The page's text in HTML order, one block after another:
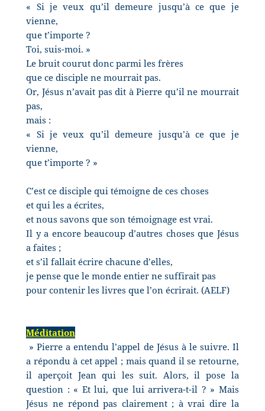
« Si je veux qu’il demeure jusqu’à ce que je
vienne,
que t’importe ?
Toi, suis-moi. »
Le bruit courut donc parmi les frères
que ce disciple ne mourrait pas.
Or, Jésus n’avait pas dit à Pierre qu’il ne mourrait
pas,
mais :
« Si je veux qu’il demeure jusqu’à ce que je
vienne,
que t’importe ? »
C’est ce disciple qui témoigne de ces choses
et qui les a écrites,
et nous savons que son témoignage est vrai.
Il y a encore beaucoup d’autres choses que Jésus
a faites ;
et s’il fallait écrire chacune d’elles,
je pense que le monde entier ne suffirait pas
pour contenir les livres que l’on écrirait. (AELF)
Méditation
» Pierre a entendu l’appel de Jésus à le suivre. Il
a répondu à cet appel ; mais quand il se retourne,
il aperçoit Jean qui les suit. Alors, il pose la
question : « Et lui, que lui arrivera-t-il ? » Mais
Jésus ne répond pas clairement ; à vrai dire la